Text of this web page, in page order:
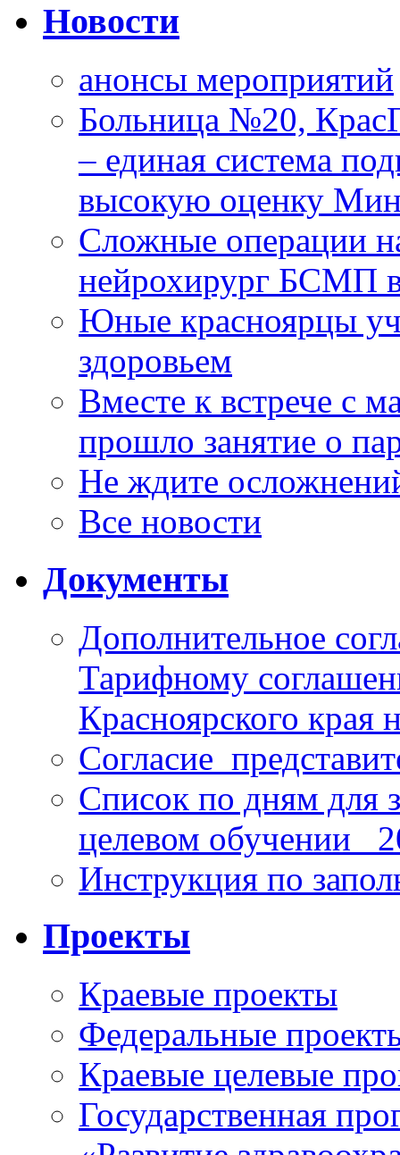
Новости
анонсы мероприятий
Больница №20,
– единая система
высокую оценку
Сложные операции
нейрохирург БСМП
Юные красноярцы
здоровьем
Вместе к встрече с
прошло занятие о
Не ждите
Все новости
Документы
Дополнительное
Тарифному
Красноярского края
Список по дням для
целевом обучении_
Инструкция по
Проекты
Краевые проекты
Федеральные
Краевые целевые
Государственная